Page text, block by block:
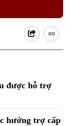
được hỗ trợ
hưởng trợ cấp